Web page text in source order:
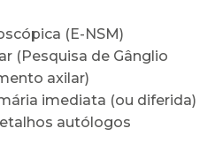
(E-NSM)
(Pesquisa de Gânglio
axilar)
imediata (ou diferida)
autólogos